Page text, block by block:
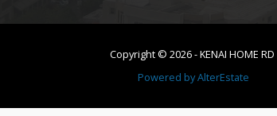
Copyright © 2026-KENAI HOME RD
Powered byAlterEstate